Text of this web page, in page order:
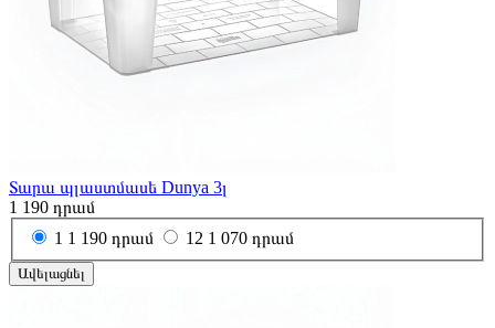
Տարա պլաստմասե Dunya 3լ
1 190 դրամ
1 1 190 դրամ 12 1 070 դրամ
Ավելացնել